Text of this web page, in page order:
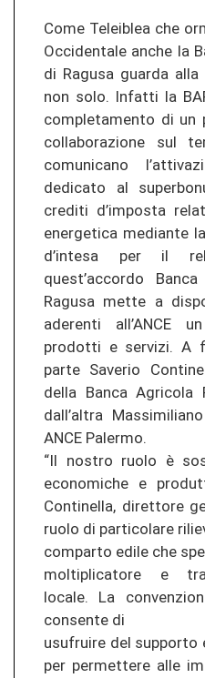
Come Teleiblea che
Occidentale anche la
di Ragusa guarda
non solo. Infatti la
completamento di
collaborazione sul
comunicano
dedicato al
crediti d’imposta
energetica mediante
d’intesa per il
quest’accordo
Ragusa mette a
aderenti all’ANCE
prodotti e servizi. A
parte Saverio
della Banca Agricola
dall’altra
ANCE Palermo.
“Il nostro ruolo è
economiche e
Continella, direttore
ruolo di particolare
comparto edile che
moltiplicatore e
locale. La
consente di
usufruire del supporto
per permettere alle